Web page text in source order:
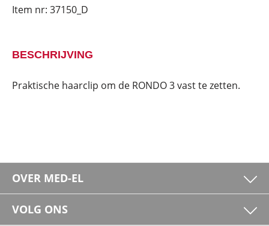
Item nr: 37150_D
BESCHRIJVING
Praktische haarclip om de RONDO 3 vast te zetten.
OVER MED-EL
VOLG ONS